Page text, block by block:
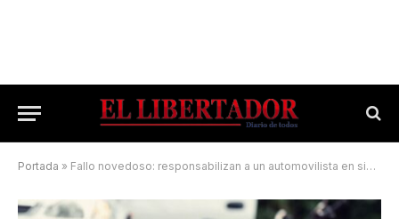
Portada » Fallo novedoso: responsabilizan a un automovilista en siniestro vial contra un motociclista